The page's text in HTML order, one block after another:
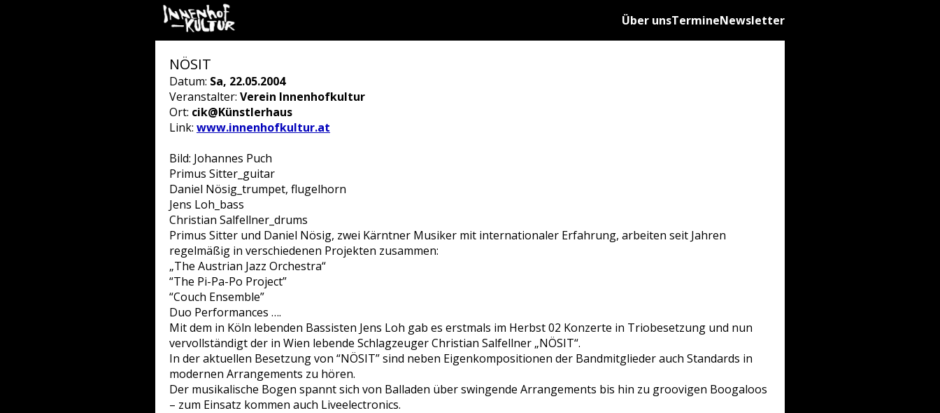
Über unsTermineNewsletter
NÖSIT
Datum: Sa, 22.05.2004
Veranstalter: Verein Innenhofkultur
Ort: cik@Künstlerhaus
Link: www.innenhofkultur.at
Bild: Johannes Puch
Primus Sitter_guitar
Daniel Nösig_trumpet, flugelhorn
Jens Loh_bass
Christian Salfellner_drums
Primus Sitter und Daniel Nösig, zwei Kärntner Musiker mit internationaler Erfahrung, arbeiten seit Jahren
regelmäßig in verschiedenen Projekten zusammen:
„The Austrian Jazz Orchestra“
“The Pi-Pa-Po Project”
“Couch Ensemble”
Duo Performances ….
Mit dem in Köln lebenden Bassisten Jens Loh gab es erstmals im Herbst 02 Konzerte in Triobesetzung und nun
vervollständigt der in Wien lebende Schlagzeuger Christian Salfellner „NÖSIT“.
In der aktuellen Besetzung von “NÖSIT” sind neben Eigenkompositionen der Bandmitglieder auch Standards in
modernen Arrangements zu hören.
Der musikalische Bogen spannt sich von Balladen über swingende Arrangements bis hin zu groovigen Boogaloos
– zum Einsatz kommen auch Liveelectronics.